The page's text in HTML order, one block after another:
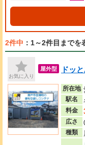
2件中 ：1～2件目までを
お気に入り
屋外型 ドッ
所在地
駅名
料金
広さ
種類